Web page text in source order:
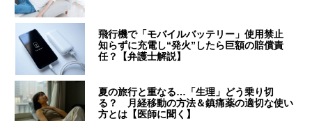
飛行機で「モバイルバッテリー」使用禁止
知らずに充電し“発火”したら巨額の賠償責
任？【弁護士解説】
夏の旅行と重なる…「生理」どう乗り切
る？ 月経移動の方法＆鎮痛薬の適切な使い
方とは【医師に聞く】